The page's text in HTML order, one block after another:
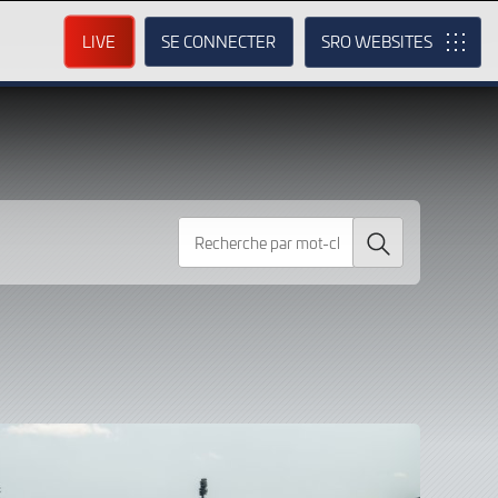
LIVE SE CONNECTER SRO
Recherche